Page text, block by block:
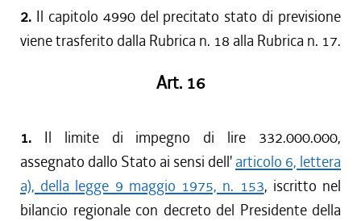
2. Il capitolo 4990 del precitato stato di previsione
viene trasferito dalla Rubrica n. 18 alla Rubrica n. 17.
Art. 16
1. Il limite di impegno di lire 332.000.000,
assegnato dallo Stato ai sensi dell' articolo 6, lettera
a), della legge 9 maggio 1975, n. 153, iscritto nel
bilancio regionale con decreto del Presidente della